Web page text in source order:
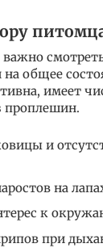
на общее
имеет
проплешин.
и
на
к
при